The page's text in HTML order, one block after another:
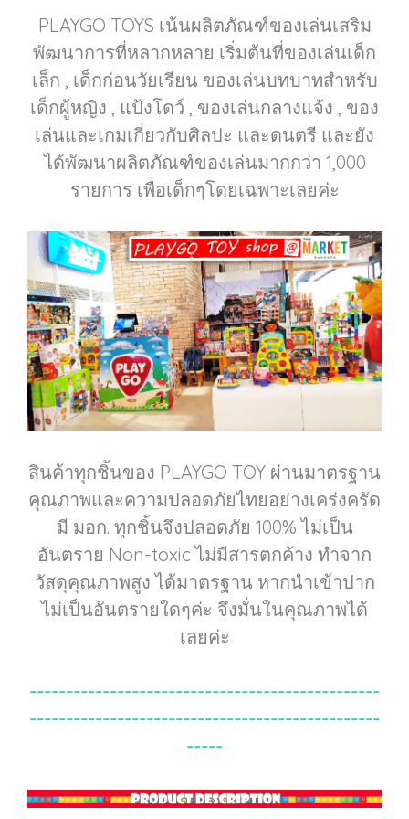
PLAYGO TOYS เน้นผลิตภัณฑ์ของเล่นเสริม
พัฒนาการที่หลากหลาย เริ่มต้นที่ของเล่นเด็ก
เล็ก , เด็กก่อนวัยเรียน ของเล่นบทบาทสำหรับ
เด็กผู้หญิง , แป้งโดว์ , ของเล่นกลางแจ้ง , ของ
เล่นและเกมเกี่ยวกับศิลปะ และดนตรี และยัง
ได้พัฒนาผลิตภัณฑ์ของเล่นมากกว่า 1,000
รายการ เพื่อเด็กๆโดยเฉพาะเลยค่ะ
สินค้าทุกชิ้นของ PLAYGO TOY ผ่านมาตรฐาน
คุณภาพและความปลอดภัยไทยอย่างเคร่งครัด
มี มอก. ทุกชิ้นจึงปลอดภัย 100% ไม่เป็น
อันตราย Non-toxic ไม่มีสารตกค้าง ทำจาก
วัสดุคุณภาพสูง ได้มาตรฐาน หากนำเข้าปาก
ไม่เป็นอันตรายใดๆค่ะ จึงมั่นในคุณภาพได้
เลยค่ะ
------------------------------------------------
------------------------------------------------
-----